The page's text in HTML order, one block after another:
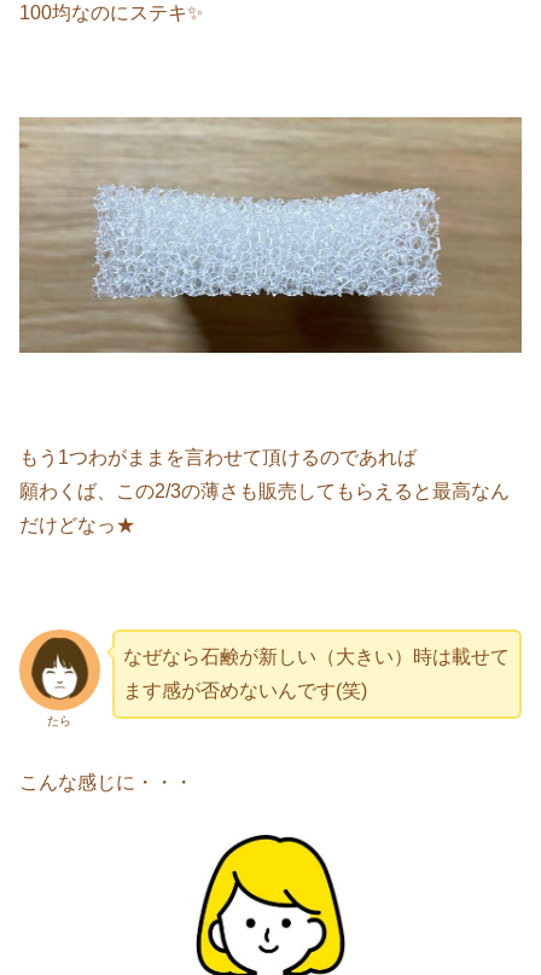
100均なのにステキ✨
もう1つわがままを言わせて頂けるのであれば
願わくば、この2/3の薄さも販売してもらえると最高なん
だけどなっ★
たら
なぜなら石鹸が新しい（大きい）時は載せて
ます感が否めないんです(笑)
こんな感じに・・・